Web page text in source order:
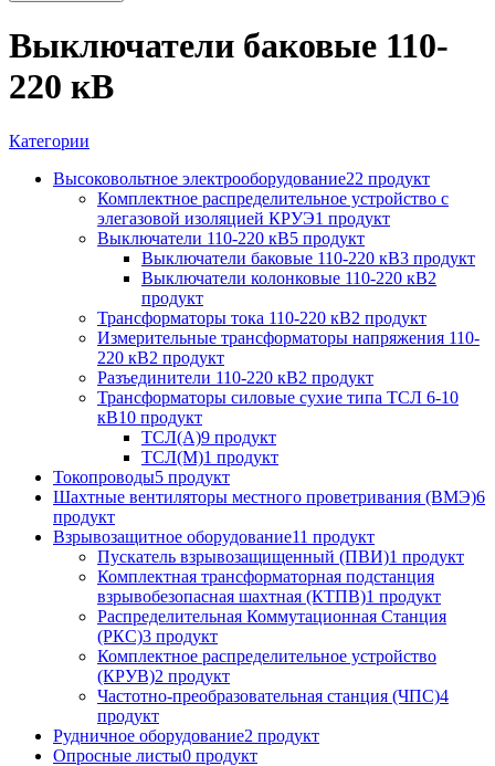
Выключатели баковые 110-
220 кВ
Категории
Высоковольтное электрооборудование22 продукт
Комплектное распределительное устройство с
элегазовой изоляцией КРУЭ1 продукт
Выключатели 110-220 кВ5 продукт
Выключатели баковые 110-220 кВ3 продукт
Выключатели колонковые 110-220 кВ2
продукт
Трансформаторы тока 110-220 кВ2 продукт
Измерительные трансформаторы напряжения 110-
220 кВ2 продукт
Разъединители 110-220 кВ2 продукт
Трансформаторы силовые сухие типа ТСЛ 6-10
кВ10 продукт
ТСЛ(А)9 продукт
ТСЛ(М)1 продукт
Токопроводы5 продукт
Шахтные вентиляторы местного проветривания (ВМЭ)6
продукт
Взрывозащитное оборудование11 продукт
Пускатель взрывозащищенный (ПВИ)1 продукт
Комплектная трансформаторная подстанция
взрывобезопасная шахтная (КТПВ)1 продукт
Распределительная Коммутационная Станция
(РКС)3 продукт
Комплектное распределительное устройство
(КРУВ)2 продукт
Частотно-преобразовательная станция (ЧПС)4
продукт
Рудничное оборудование2 продукт
Опросные листы0 продукт